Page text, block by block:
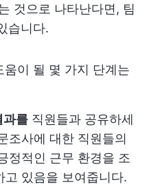
것으로 나타난다면, 팀
습니다.
이 될 몇 가지 단계는
과를 직원들과 공유하세
조사에 대한 직원들의
정적인 근무 환경을 조
고 있음을 보여줍니다.